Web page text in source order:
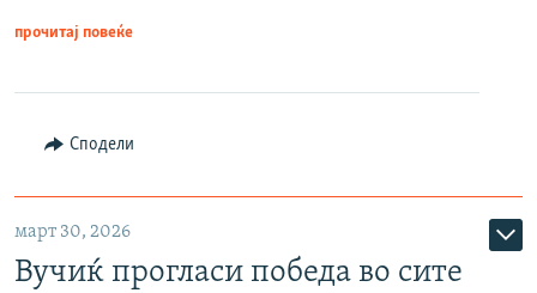
прочитај повеќе
Сподели
март 30, 2026
Вучиќ прогласи победа во сите